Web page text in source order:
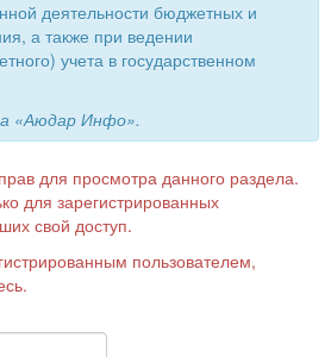
деятельности бюджетных и
а также при ведении
учета в государственном
«Аюдар Инфо».
для просмотра данного раздела.
для зарегистрированных
свой доступ.
пользователем,